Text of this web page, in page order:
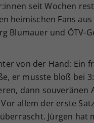
seit Wochen
heimischen Fans
Blumauer und ÖTV-
von der Hand: Ein
er musste bloß bei
dann souveränen
allem der erste
Jürgen hat